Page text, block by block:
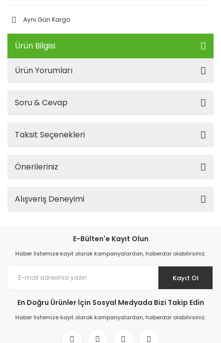
Aynı Gün Kargo
Ürün Bilgisi
Ürün Yorumları
Soru & Cevap
Taksit Seçenekleri
Önerileriniz
Alışveriş Deneyimi
E-Bülten'e Kayıt Olun
Haber listemize kayıt olarak kampanyalardan, haberdar olabilirsiniz.
Kayıt Ol
En Doğru Ürünler İçin Sosyal Medyada Bizi Takip Edin
Haber listemize kayıt olarak kampanyalardan, haberdar olabilirsiniz.